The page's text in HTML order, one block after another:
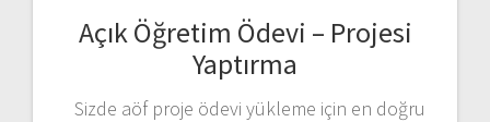
Açık Öğretim Ödevi – Projesi
Yaptırma
Sizde aöf proje ödevi yükleme için en doğru